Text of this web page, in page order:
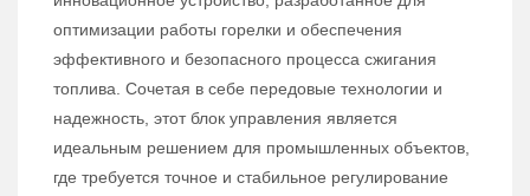
оптимизации работы горелки и обеспечения
эффективного и безопасного процесса сжигания
топлива. Сочетая в себе передовые технологии и
надежность, этот блок управления является
идеальным решением для промышленных объектов,
где требуется точное и стабильное регулирование